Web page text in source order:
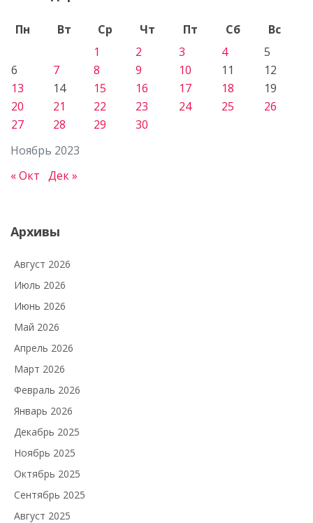
Ноябрь 2023
Пн Вт Ср Чт Пт Сб
Вс
1
2 3 4
5
6
7 8 9 10 11
12
13
14 15 16 17 18
19
20
21 22 23 24 25
26
27
28 29 30
« Окт Дек »
Архивы
Август 2026
Июль 2026
Июнь 2026
Май 2026
Апрель 2026
Март 2026
Февраль 2026
Январь 2026
Декабрь 2025
Ноябрь 2025
Октябрь 2025
Сентябрь 2025
Август 2025